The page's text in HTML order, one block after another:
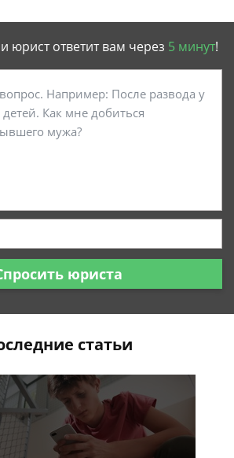
юрист ответит вам через 5 минут!
юриста
статьи